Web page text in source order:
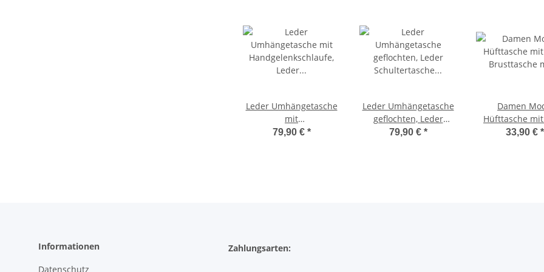
Leder Umhängetasche
mit
Handgelenkschlaufe,
79,90 € *
Leder Umhängetasche
geflochten, Leder
Schultertasche klein,
79,90 € *
Damen
Hüfttasche
Brusttasche
33,90 € *
Informationen
Datenschutz
Zahlungsarten: